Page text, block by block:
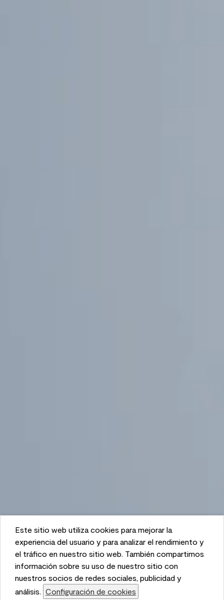
This website uses cookies to enhance user experience
and to analyze performance and traffic on our website.
We also share information about your use of our site
with our social media, advertising, and analytics
partners. Cookie Settings
Este sitio web utiliza cookies para mejorar la
experiencia del usuario y para analizar el rendimiento y
el tráfico en nuestro sitio web. También compartimos
información sobre su uso de nuestro sitio con
nuestros socios de redes sociales, publicidad y
análisis. Configuración de cookies